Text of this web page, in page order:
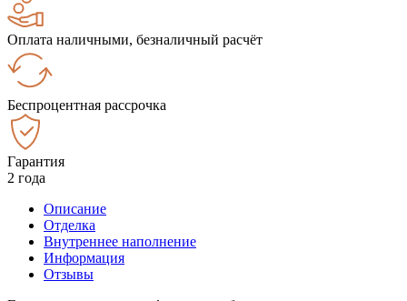
Оплата наличными, безналичный расчёт
Беспроцентная рассрочка
Гарантия
2 года
Описание
Отделка
Внутреннее наполнение
Информация
Отзывы